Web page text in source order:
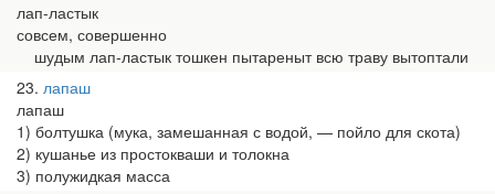
лап-ластык
совсем, совершенно
шудым лап-ластык тошкен пытареныт всю траву вытоптали
23 лапаш
лапаш
1) болтушка (мука, замешанная с водой, — пойло для скота)
2) кушанье из простокваши и толокна
3) полужидкая масса